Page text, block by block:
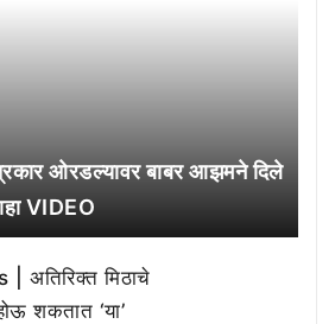
ओरडल्यावर बाबर आझमने दिले
VIDEO
अतिरिक्त मिठाचे
शकतात ‘या’